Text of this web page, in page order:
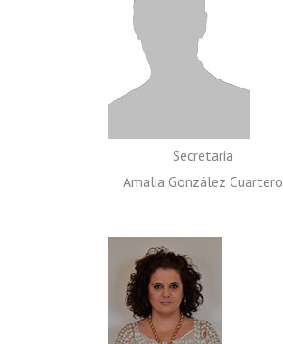
Secretaria
Amalia González Cuartero